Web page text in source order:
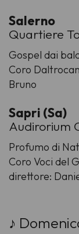
Salerno
Quartiere
Gospel dai
Coro
Bruno
Sapri (Sa)
Audirorium
Profumo di
Coro Voci del
direttore:
♪